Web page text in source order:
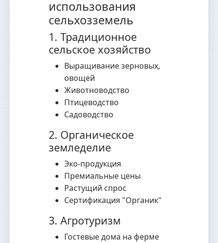
использования
сельхозземель
1. Традиционное
сельское хозяйство
Выращивание зерновых,
овощей
Животноводство
Птицеводство
Садоводство
2. Органическое
земледелие
Эко-продукция
Премиальные цены
Растущий спрос
Сертификация "Органик"
3. Агротуризм
Гостевые дома на ферме